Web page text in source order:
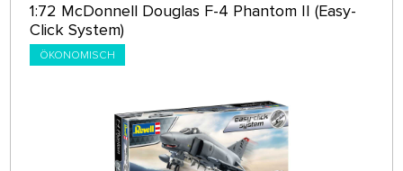
1:72 McDonnell Douglas F-4 Phantom II (Easy-
Click System)
ÖKONOMISCH